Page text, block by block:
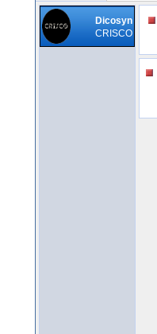
Dicosyn
CRISCO